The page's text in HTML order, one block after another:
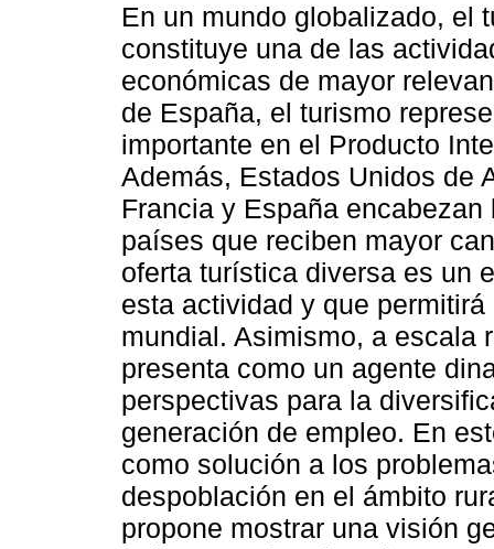
En un mundo globalizado, el
constituye una de las
económicas de mayor
de España, el turismo
importante en el Producto
Además, Estados Unidos de
Francia y España encabezan
países que reciben mayor
oferta turística diversa es un
esta actividad y que
mundial. Asimismo, a escala
presenta como un agente
perspectivas para la
generación de empleo. En
como solución a los
despoblación en el ámbito
propone mostrar una visión